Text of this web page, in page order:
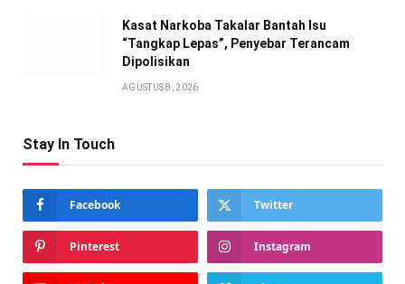
Kasat Narkoba Takalar Bantah Isu
“Tangkap Lepas”, Penyebar Terancam
Dipolisikan
AGUSTUS 8, 2026
Stay In Touch
Facebook Twitter
Pinterest Instagram